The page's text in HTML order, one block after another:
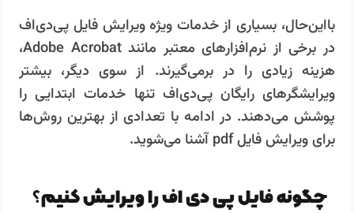
بااین‌حال، بسیاری از خدمات ویژه ویرایش فایل پی‌دی‌اف
در برخی از نرم‌افزارهای معتبر مانند Adobe Acrobat،
هزینه زیادی را در برمی‌گیرند. از سوی دیگر، بیشتر
ویرایشگرهای رایگان پی‌دی‌اف تنها خدمات ابتدایی را
پوشش می‌دهند. در ادامه با تعدادی از بهترین روش‌ها
برای ویرایش فایل pdf آشنا می‌شوید.
چگونه فایل پی دی اف را ویرایش کنیم؟